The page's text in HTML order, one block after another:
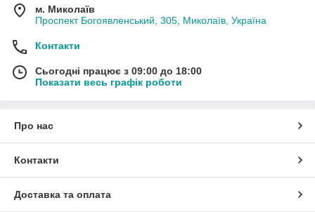
м. Миколаїв
Проспект Богоявленський, 305, Миколаїв, Україна
Контакти
Сьогодні працює з 09:00 до 18:00
Показати весь графік роботи
Про нас
Контакти
Доставка та оплата